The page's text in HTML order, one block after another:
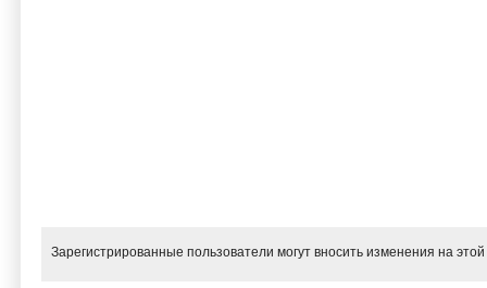
Зарегистрированные пользователи могут вносить изменения на